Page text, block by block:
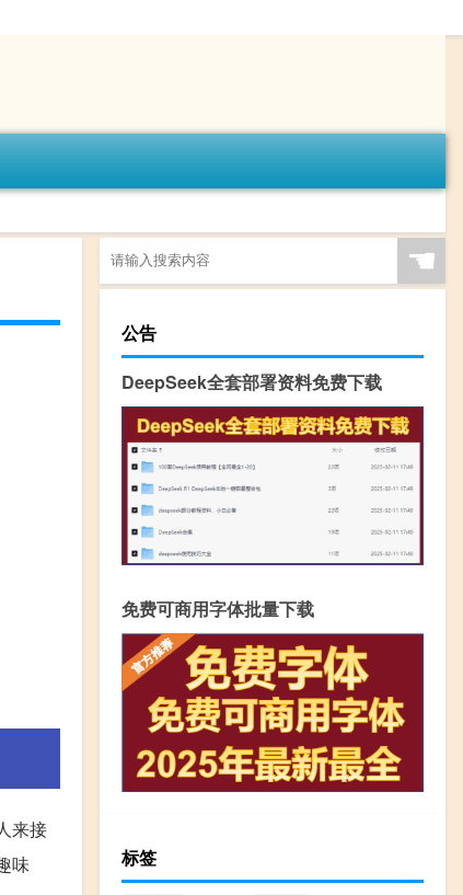
来接
味
☚
公告
DeepSeek全套部署资料免费下载
免费可商用字体批量下载
标签